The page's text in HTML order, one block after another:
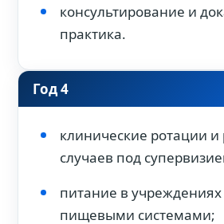
консультирование и
практика.
Год 4
клинические ротации и
случаев под
питание в
пищевыми системами;